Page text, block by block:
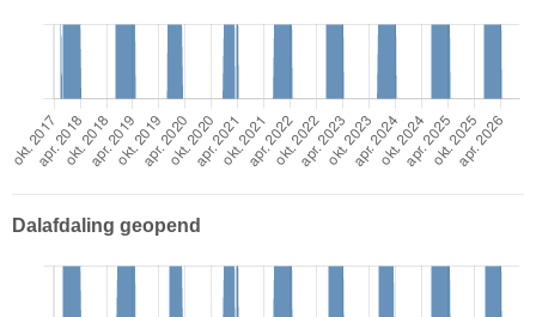
Dalafdaling geopend